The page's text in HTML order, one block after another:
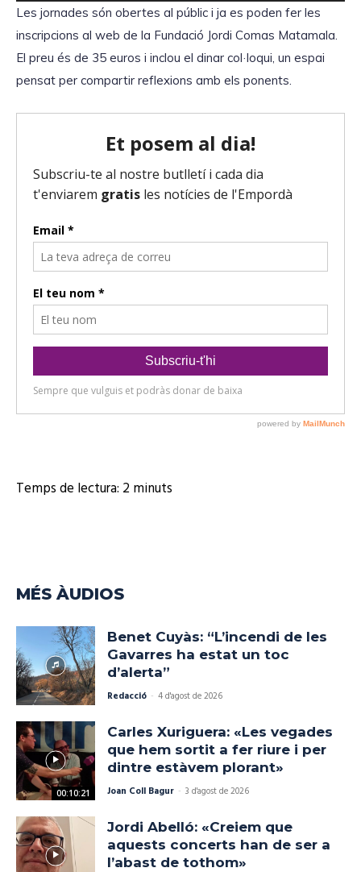
d
'
à
u
d
u
Les jornades són obertes al públic i ja es poden fer les
inscripcions al web de la Fundació Jordi Comas Matamala.
El preu és de 35 euros i inclou el dinar col·loqui, un espai
pensat per compartir reflexions amb els ponents.
Temps de lectura: 2minuts
MÉS ÀUDIOS
Benet Cuyàs: “L’incendi de les
Gavarres ha estat un toc
d’alerta”
Redacció - 4 d'agost de 2026
00:10:21
Carles Xuriguera: «Les vegades
que hem sortit a fer riure i per
dintre estàvem plorant»
Joan Coll Bagur - 3 d'agost de 2026
Jordi Abelló: «Creiem que
aquests concerts han de ser a
l’abast de tothom»